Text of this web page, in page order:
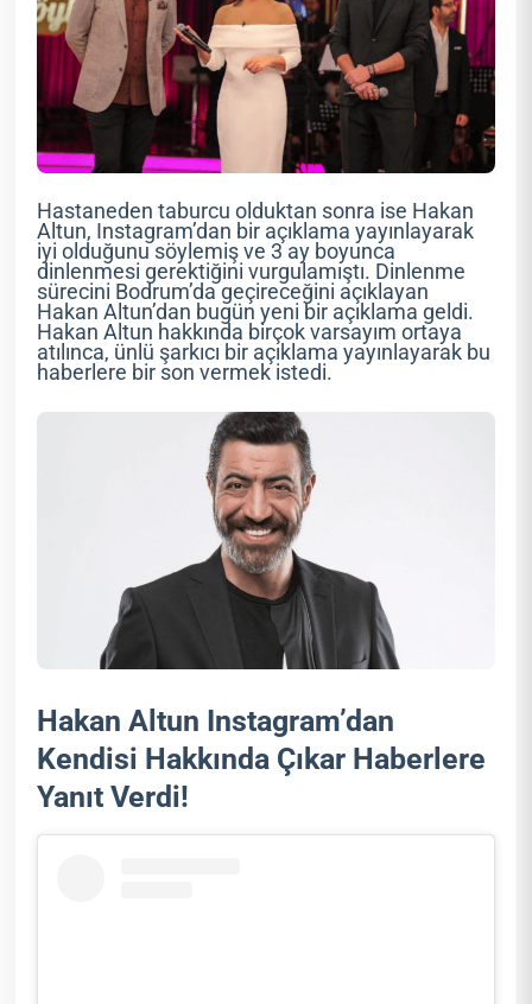
Hastaneden taburcu olduktan sonra ise Hakan
Altun, Instagram’dan bir açıklama yayınlayarak
iyi olduğunu söylemiş ve 3 ay boyunca
dinlenmesi gerektiğini vurgulamıştı. Dinlenme
sürecini Bodrum’da geçireceğini açıklayan
Hakan Altun’dan bugün yeni bir açıklama geldi.
Hakan Altun hakkında birçok varsayım ortaya
atılınca, ünlü şarkıcı bir açıklama yayınlayarak bu
haberlere bir son vermek istedi.
Hakan Altun Instagram’dan
Kendisi Hakkında Çıkar Haberlere
Yanıt Verdi!